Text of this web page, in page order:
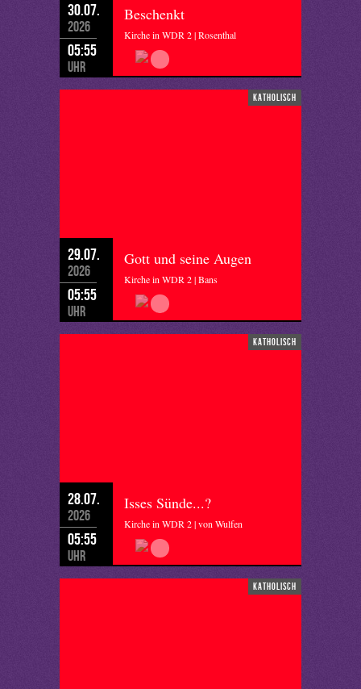
30.07.
2026
05:55
Uhr
Beschenkt
Kirche in WDR 2 | Rosenthal
katholisch
29.07.
2026
05:55
Uhr
Gott und seine Augen
Kirche in WDR 2 | Bans
katholisch
28.07.
2026
05:55
Uhr
Isses Sünde...?
Kirche in WDR 2 | von Wulfen
katholisch